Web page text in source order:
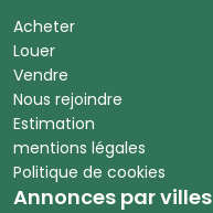
Acheter
Louer
Vendre
Nous rejoindre
Estimation
mentions légales
Politique de cookies
Annonces par villes